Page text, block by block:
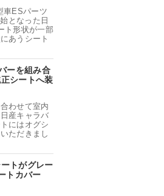
車ESパーツ
となった日
ト形状が一部
あうシート
ーを組み合
シートへ装
わせて室内
産キャラバ
にはオグシ
ただきまし
トがグレー
トカバー